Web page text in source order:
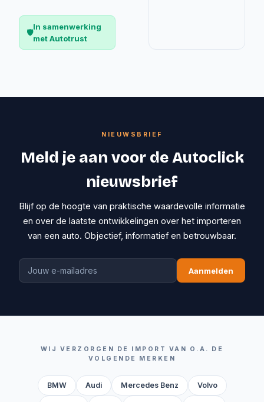
🛡️
In samenwerking
met Autotrust
NIEUWSBRIEF
Meld je aan voor de Autoclick
nieuwsbrief
Blijf op de hoogte van praktische waardevolle informatie
en over de laatste ontwikkelingen over het importeren
van een auto. Objectief, informatief en betrouwbaar.
Aanmelden
WIJ VERZORGEN DE IMPORT VAN O.A. DE
VOLGENDE MERKEN
BMW Audi Mercedes Benz Volvo